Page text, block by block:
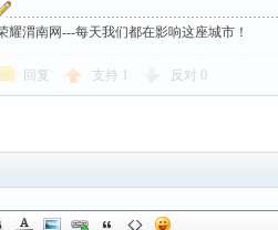
耀渭南网---每天我们都在影响这座城市！
回复 支持 反对 0